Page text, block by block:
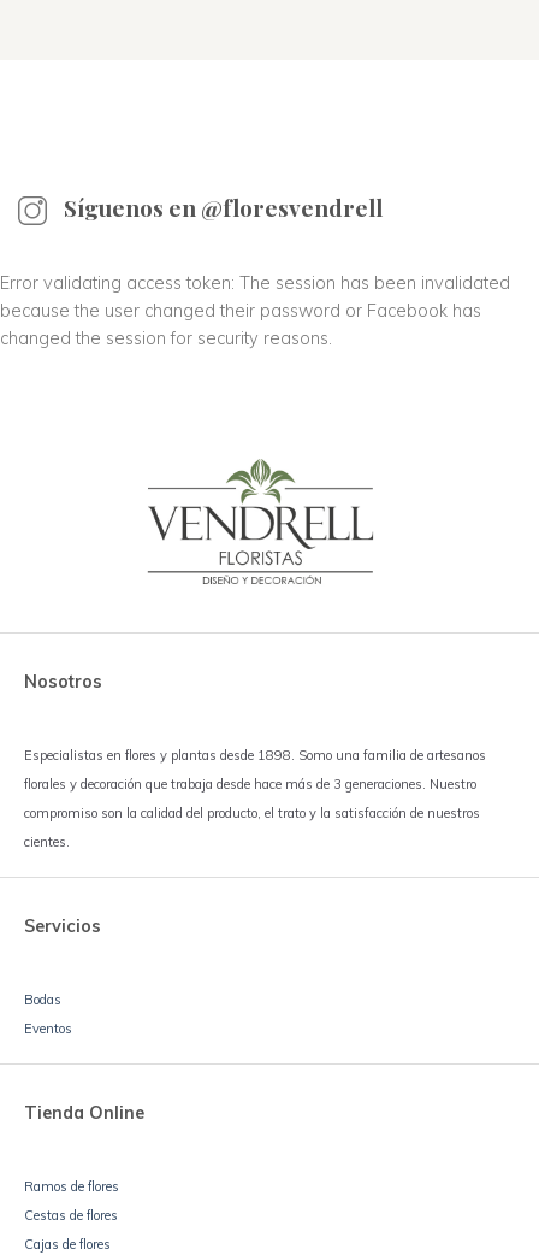
Síguenos en @floresvendrell
Error validating access token: The session has been invalidated
because the user changed their password or Facebook has
changed the session for security reasons.
Nosotros
Especialistas en flores y plantas desde 1898. Somo una familia de artesanos
florales y decoración que trabaja desde hace más de 3 generaciones. Nuestro
compromiso son la calidad del producto, el trato y la satisfacción de nuestros
cientes.
Servicios
Bodas
Eventos
Tienda Online
Ramos de flores
Cestas de flores
Cajas de flores